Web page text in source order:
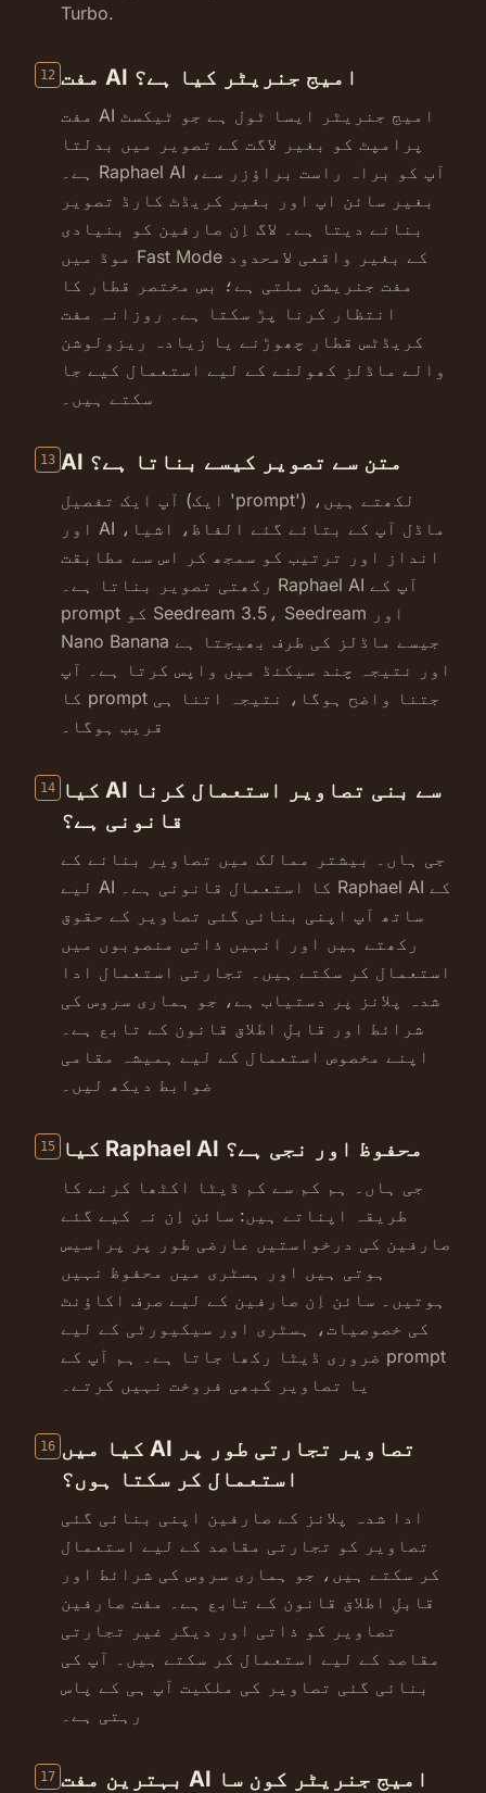
Turbo.
12 مفت AI امیج جنریٹر کیا ہے؟
مفت AI امیج جنریٹر ایسا ٹول ہے جو ٹیکسٹ
پرامپٹ کو بغیر لاگت کے تصویر میں بدلتا
ہے۔ Raphael AI آپ کو براہ راست براؤزر سے،
بغیر سائن اپ اور بغیر کریڈٹ کارڈ تصویر
بنانے دیتا ہے۔ لاگ اِن صارفین کو بنیادی
موڈ میں Fast Mode کے بغیر واقعی لامحدود
مفت جنریشن ملتی ہے؛ بس مختصر قطار کا
انتظار کرنا پڑ سکتا ہے۔ روزانہ مفت
کریڈٹس قطار چھوڑنے یا زیادہ ریزولوشن
والے ماڈلز کھولنے کے لیے استعمال کیے جا
سکتے ہیں۔
13 AI متن سے تصویر کیسے بناتا ہے؟
آپ ایک تفصیل (ایک 'prompt') لکھتے ہیں،
اور AI ماڈل آپ کے بتائے گئے الفاظ، اشیا،
انداز اور ترتیب کو سمجھ کر اس سے مطابقت
رکھتی تصویر بناتا ہے۔ Raphael AI آپ کے
prompt کو Seedream 3.5، Seedream اور
Nano Banana جیسے ماڈلز کی طرف بھیجتا ہے
اور نتیجہ چند سیکنڈ میں واپس کرتا ہے۔ آپ
کا prompt جتنا واضح ہوگا، نتیجہ اتنا ہی
قریب ہوگا۔
14
کیا AI سے بنی تصاویر استعمال کرنا
قانونی ہے؟
جی ہاں۔ بیشتر ممالک میں تصاویر بنانے کے
لیے AI کا استعمال قانونی ہے۔ Raphael AI کے
ساتھ آپ اپنی بنائی گئی تصاویر کے حقوق
رکھتے ہیں اور انہیں ذاتی منصوبوں میں
استعمال کر سکتے ہیں۔ تجارتی استعمال ادا
شدہ پلانز پر دستیاب ہے، جو ہماری سروس کی
شرائط اور قابلِ اطلاق قانون کے تابع ہے۔
اپنے مخصوص استعمال کے لیے ہمیشہ مقامی
ضوابط دیکھ لیں۔
15 کیا Raphael AI محفوظ اور نجی ہے؟
جی ہاں۔ ہم کم سے کم ڈیٹا اکٹھا کرنے کا
طریقہ اپناتے ہیں: سائن اِن نہ کیے گئے
صارفین کی درخواستیں عارضی طور پر پراسیس
ہوتی ہیں اور ہسٹری میں محفوظ نہیں
ہوتیں۔ سائن اِن صارفین کے لیے صرف اکاؤنٹ
کی خصوصیات، ہسٹری اور سیکیورٹی کے لیے
ضروری ڈیٹا رکھا جاتا ہے۔ ہم آپ کے prompt
یا تصاویر کبھی فروخت نہیں کرتے۔
16 کیا میں AI تصاویر تجارتی طور پر
استعمال کر سکتا ہوں؟
ادا شدہ پلانز کے صارفین اپنی بنائی گئی
تصاویر کو تجارتی مقاصد کے لیے استعمال
کر سکتے ہیں، جو ہماری سروس کی شرائط اور
قابلِ اطلاق قانون کے تابع ہے۔ مفت صارفین
تصاویر کو ذاتی اور دیگر غیر تجارتی
مقاصد کے لیے استعمال کر سکتے ہیں۔ آپ کی
بنائی گئی تصاویر کی ملکیت آپ ہی کے پاس
رہتی ہے۔
17 بہترین مفت AI امیج جنریٹر کون سا